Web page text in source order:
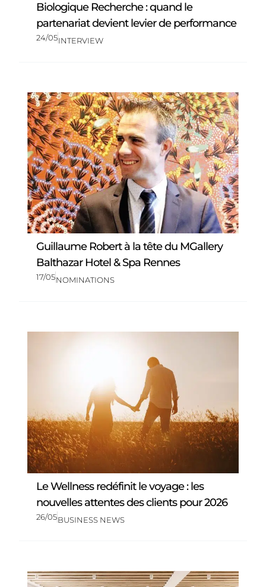
Biologique Recherche : quand le
partenariat devient levier de performance
24/05INTERVIEW
Guillaume Robert à la tête du MGallery
Balthazar Hotel & Spa Rennes
17/05NOMINATIONS
Le Wellness redéfinit le voyage : les
nouvelles attentes des clients pour 2026
26/05BUSINESS NEWS